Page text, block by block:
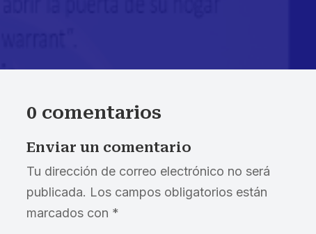
0 comentarios
Enviar un comentario
Tu dirección de correo electrónico no será
publicada. Los campos obligatorios están
marcados con *